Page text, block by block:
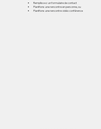
Remplissez un formulaire de contact
Planifions une rencontre en personne, ou
Planifions une rencontre vidéo conférence